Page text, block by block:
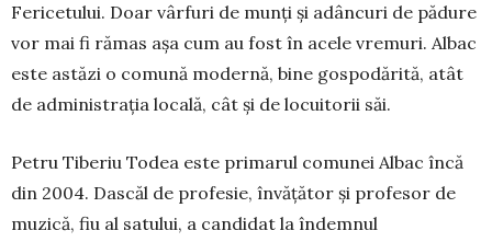
Ferice­tu­lui. Doar vârfuri de munți și adâncuri de pădure
vor mai fi rămas așa cum au fost în acele vremuri. Al­bac
este astăzi o comună modernă, bine gos­po­dă­rită, atât
de administrația locală, cât și de locuitorii săi.
Petru Tiberiu Todea este primarul comunei Albac încă
din 2004. Dascăl de profesie, învățător și profesor de
muzică, fiu al satului, a candidat la îndemnul